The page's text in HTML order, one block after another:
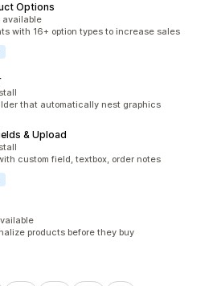
Options
available
with 16+ option types to increase sales
that automatically nest graphics
& Upload
custom field, textbox, order notes
products before they buy